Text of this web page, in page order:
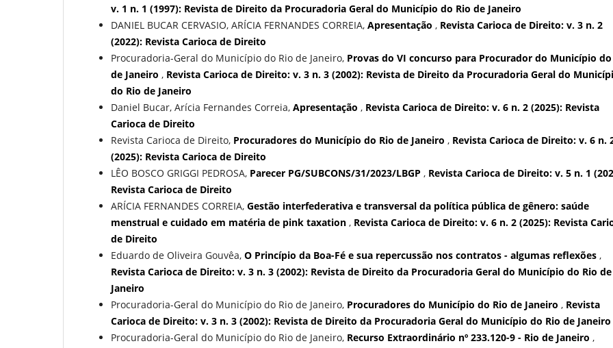
v. 1 n. 1 (1997): Revista de Direito da Procuradoria Geral do Município do Rio de Janeiro
DANIEL BUCAR CERVASIO, ARÍCIA FERNANDES CORREIA, Apresentação , Revista Carioca de Direito: v. 3 n. 2
(2022): Revista Carioca de Direito
Procuradoria-Geral do Município do Rio de Janeiro, Provas do VI concurso para Procurador do Município do
de Janeiro , Revista Carioca de Direito: v. 3 n. 3 (2002): Revista de Direito da Procuradoria Geral do
do Rio de Janeiro
Daniel Bucar, Arícia Fernandes Correia, Apresentação , Revista Carioca de Direito: v. 6 n. 2 (2025): Revista
Carioca de Direito
Revista Carioca de Direito, Procuradores do Município do Rio de Janeiro , Revista Carioca de Direito: v. 6 n.
(2025): Revista Carioca de Direito
LÊO BOSCO GRIGGI PEDROSA, Parecer PG/SUBCONS/31/2023/LBGP , Revista Carioca de Direito: v. 5 n. 1
Revista Carioca de Direito
ARÍCIA FERNANDES CORREIA, Gestão interfederativa e transversal da política pública de gênero: saúde
menstrual e cuidado em matéria de pink taxation , Revista Carioca de Direito: v. 6 n. 2 (2025): Revista
de Direito
Eduardo de Oliveira Gouvêa, O Princípio da Boa-Fé e sua repercussão nos contratos - algumas reflexões ,
Revista Carioca de Direito: v. 3 n. 3 (2002): Revista de Direito da Procuradoria Geral do Município do Rio de
Janeiro
Procuradoria-Geral do Município do Rio de Janeiro, Procuradores do Município do Rio de Janeiro , Revista
Carioca de Direito: v. 3 n. 3 (2002): Revista de Direito da Procuradoria Geral do Município do Rio de Janeiro
Procuradoria-Geral do Município do Rio de Janeiro, Recurso Extraordinário nº 233.120-9 - Rio de Janeiro ,